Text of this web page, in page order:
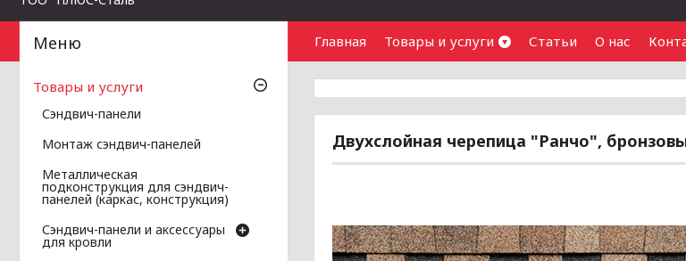
Главная Товары и услуги Статьи О нас
Двухслойная черепица "Ранчо",
Товары и услуги
Сэндвич-панели
Монтаж сэндвич-панелей
Металлическая
подконструкция для сэндвич-
панелей (каркас, конструкция)
Сэндвич-панели и аксессуары
для кровли